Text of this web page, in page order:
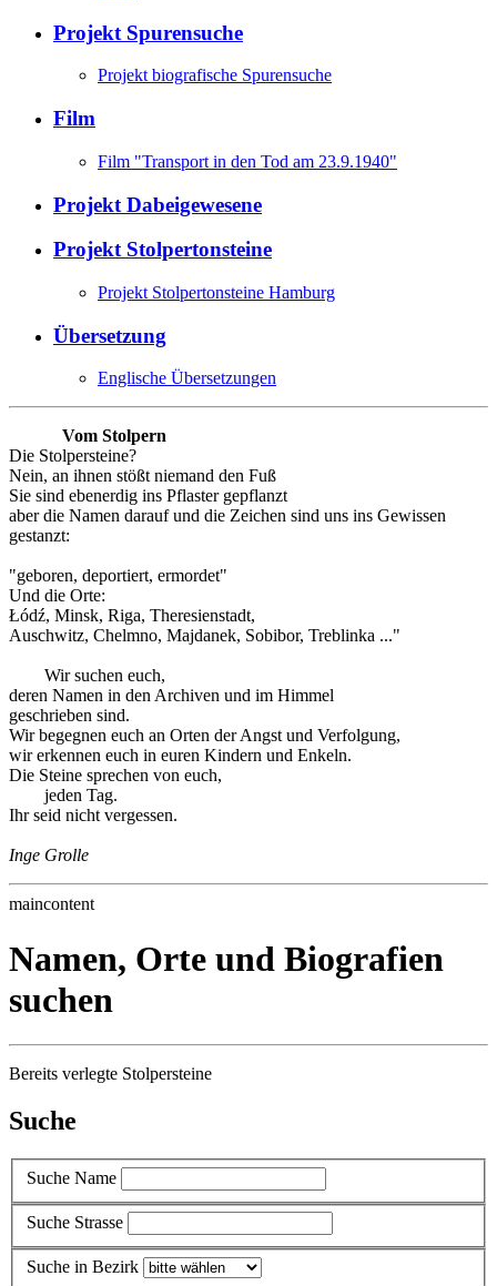
Projekt Spurensuche
Projekt biografische Spurensuche
Film
Film "Transport in den Tod am 23.9.1940"
Projekt Dabeigewesene
Projekt Stolpertonsteine
Projekt Stolpertonsteine Hamburg
Übersetzung
Englische Übersetzungen
Vom Stolpern
Die Stolpersteine?
Nein, an ihnen stößt niemand den Fuß
Sie sind ebenerdig ins Pflaster gepflanzt
aber die Namen darauf und die Zeichen sind uns ins Gewissen
gestanzt:
"geboren, deportiert, ermordet"
Und die Orte:
Łódź, Minsk, Riga, Theresienstadt,
Auschwitz, Chelmno, Majdanek, Sobibor, Treblinka ..."
Wir suchen euch,
deren Namen in den Archiven und im Himmel
geschrieben sind.
Wir begegnen euch an Orten der Angst und Verfolgung,
wir erkennen euch in euren Kindern und Enkeln.
Die Steine sprechen von euch,
jeden Tag.
Ihr seid nicht vergessen.
Inge Grolle
maincontent
Namen, Orte und Biografien
suchen
Bereits verlegte Stolpersteine
Suche
Suche Name
Suche Strasse
Suche in Bezirk